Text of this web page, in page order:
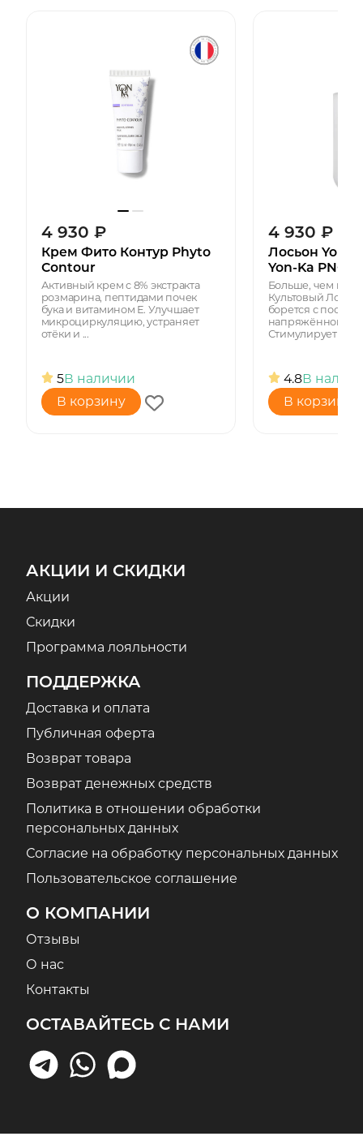
4 930 ₽
Крем Фито Контур Phyto
Contour
Активный крем c 8% экстракта
розмарина, пептидами почек
бука и витамином Е. Улучшает
микроциркуляцию, устраняет
отёки и ...
5В наличии
В корзину
4 930 ₽
Лосьон Yon-
Yon-Ka PNG
Больше, чем
Культовый
борется с
напряжённого
Стимулирует и т...
4.8В
В корзину
АКЦИИ И СКИДКИ
Акции
Скидки
Программа лояльности
ПОДДЕРЖКА
Доставка и оплата
Публичная оферта
Возврат товара
Возврат денежных средств
Политика в отношении обработки
персональных данных
Согласие на обработку персональных данных
Пользовательское соглашение
О КОМПАНИИ
Отзывы
О нас
Контакты
ОСТАВАЙТЕСЬ С НАМИ